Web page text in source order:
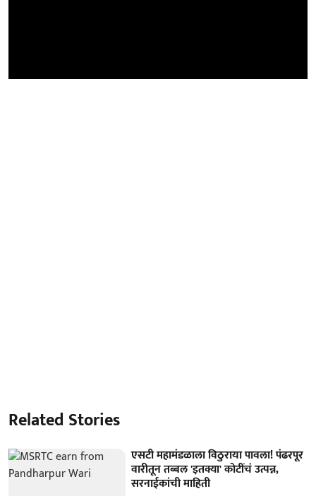
Related Stories
एसटी महामंडळाला विठुराया पावला! पंढरपूर
वारीतून तब्बल 'इतक्या' कोटींचं उत्पन्न,
सरनाईकांची माहिती